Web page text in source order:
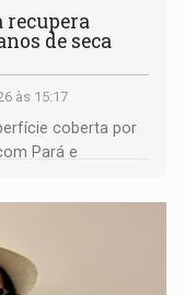
recupera
de seca
às 15:17
coberta por
Pará e
entre biomas